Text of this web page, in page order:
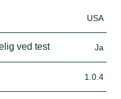
USA
ved test Ja
1.0.4